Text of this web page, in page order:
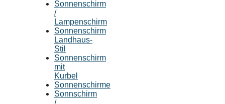
Sonnenschirm
/
Lampenschirm
Sonnenschirm
Landhaus-
Stil
Sonnenschirm
mit
Kurbel
Sonnenschirme
Sonnschirm